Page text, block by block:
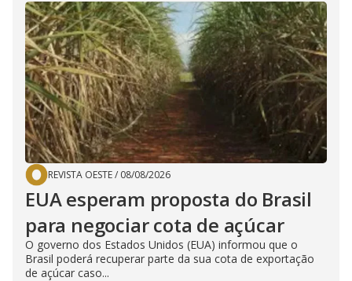
REVISTA OESTE/ 08/08/2026
EUA esperam proposta do Brasil
para negociar cota de açúcar
O governo dos Estados Unidos (EUA) informou que o
Brasil poderá recuperar parte da sua cota de exportação
de açúcar caso...